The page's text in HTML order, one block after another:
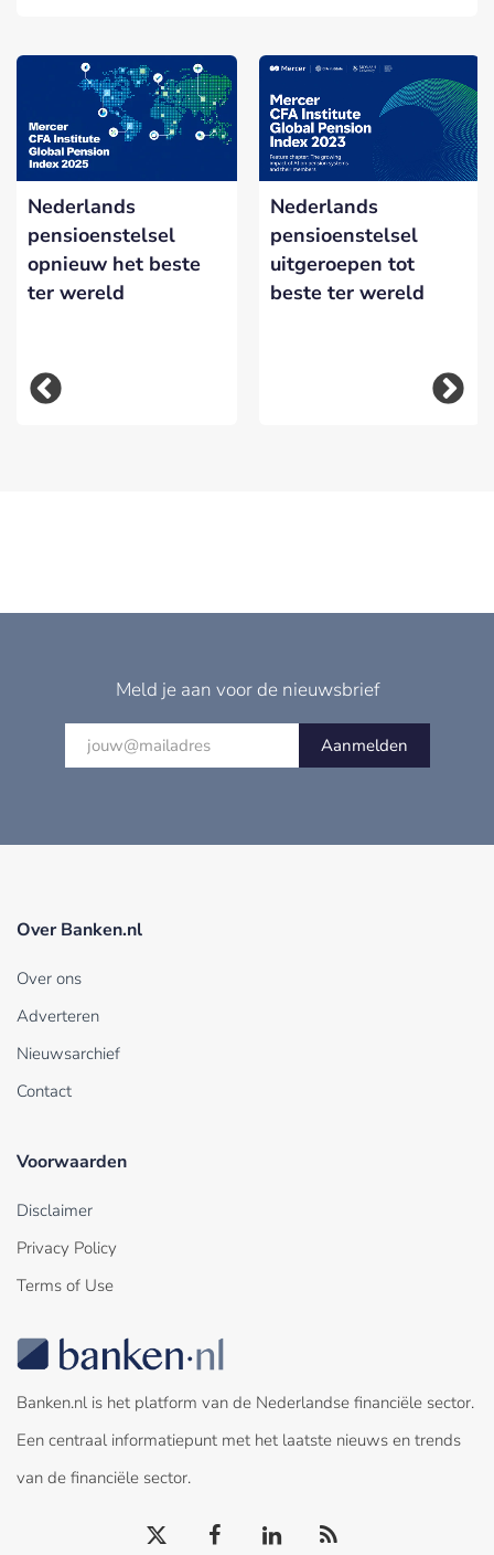
Nederlands
pensioenstelsel
opnieuw het beste
ter wereld
Nederlands
pensioenstelsel
uitgeroepen tot
beste ter wereld
Meld je aan voor de nieuwsbrief
Aanmelden
Over Banken.nl
Over ons
Adverteren
Nieuwsarchief
Contact
Voorwaarden
Disclaimer
Privacy Policy
Terms of Use
Banken.nl is het platform van de Nederlandse financiële sector.
Een centraal informatiepunt met het laatste nieuws en trends
van de financiële sector.